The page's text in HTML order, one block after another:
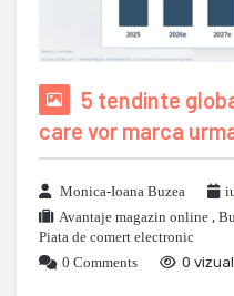
5 tendinte
care vor marca
Monica-Ioana Buzea
Avantaje magazin online ,
Piata de comert electronic
0 Comments
0